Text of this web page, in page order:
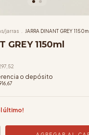
jarras . JARRA DINANT GREY 1150ml
GREY 1150ml
o depósito
último!